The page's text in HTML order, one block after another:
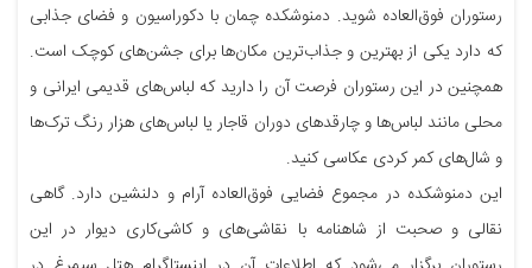
رستوران فوق‌العاده شوید. دمنوشکده چمان با دکوراسیون و فضای جذابی
که دارد یکی از بهترین و جذاب‌ترین مکان‌ها برای جشن‌های کوچک است.
همچنین در این رستوران فرصت آن را دارید که لباس‌های قدیمی ایرانی و
محلی مانند لباس‌ها و چارقدهای دوران قاجار یا لباس‌های هزار رنگ ترک‌ها
و شال‌های کمر کردی عکاسی کنید.
این دمنوشکده در مجموع فضایی فوق‌العاده آرام و دلنشین دارد. گاهی
نقالی و صحبت از شاهنامه با نقاشی‌های و کاشی‌کاری دیوار در این